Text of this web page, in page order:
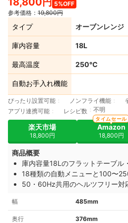
5%OFF
参考価格： 19,800円
タイプ オーブンレンジ
庫内容量 18L
最高温度 250℃
自動お手入れ機能
ぴったり設置可能 ノンフライ機能
アプリ連携可能
レシピ数 不明
楽天市場
18,800円
Amazon
18,800円
タイムセール
商品概要
庫内容量18Lのフラットテーブル
18種類の自動メニューと100〜
50・60Hz共用のヘルツフリー対
幅 485mm
奥行 376mm